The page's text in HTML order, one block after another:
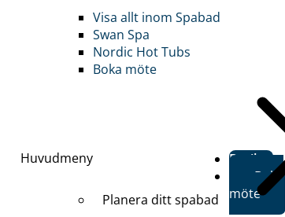
Huvudmeny
Visa allt inom Spabad
Swan Spa
Nordic Hot Tubs
Boka möte
Planera ditt spabad
Butiker
Boka
möte